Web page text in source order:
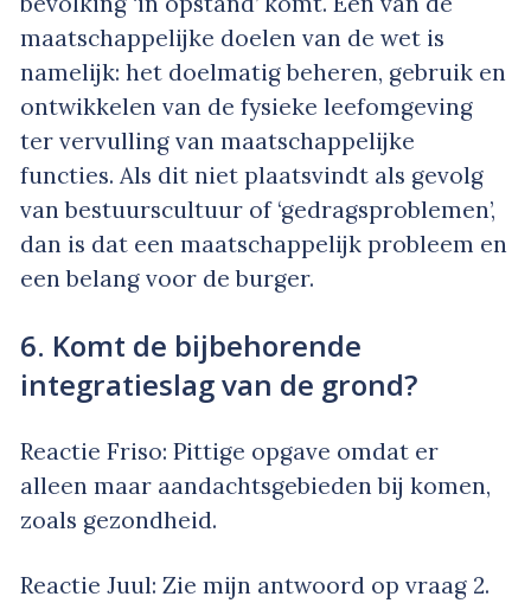
maatschappelijke doelen van de wet is
namelijk: het doelmatig beheren, gebruik en
ontwikkelen van de fysieke leefomgeving
ter vervulling van maatschappelijke
functies. Als dit niet plaatsvindt als gevolg
van bestuurscultuur of ‘gedragsproblemen’,
dan is dat een maatschappelijk probleem en
een belang voor de burger.
6. Komt de bijbehorende
integratieslag van de grond?
Reactie Friso: Pittige opgave omdat er
alleen maar aandachtsgebieden bij komen,
zoals gezondheid.
Reactie Juul: Zie mijn antwoord op vraag 2.